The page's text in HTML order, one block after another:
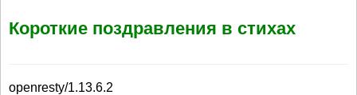
Короткие поздравления в стихах
openresty/1.13.6.2